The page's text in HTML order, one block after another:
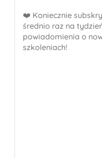
❤️ Koniecznie
średnio raz na
powiadomienia o
szkoleniach!